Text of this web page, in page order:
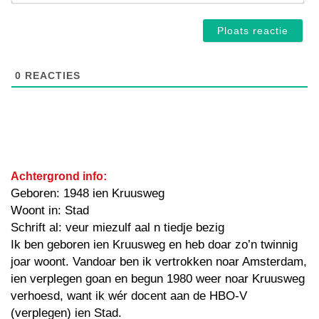
0 REACTIES
Achtergrond info:
Geboren: 1948 ien Kruusweg
Woont in: Stad
Schrift al: veur miezulf aal n tiedje bezig
Ik ben geboren ien Kruusweg en heb doar zo’n twinnig
joar woont. Vandoar ben ik vertrokken noar Amsterdam,
ien verplegen goan en begun 1980 weer noar Kruusweg
verhoesd, want ik wér docent aan de HBO-V
(verplegen) ien Stad.